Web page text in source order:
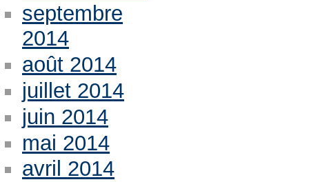
septembre
2014
août 2014
juillet 2014
juin 2014
mai 2014
avril 2014